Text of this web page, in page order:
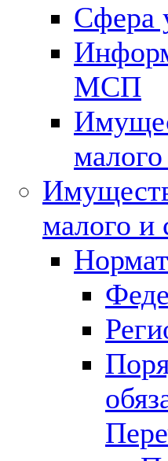
Сфера
МСП
малого и